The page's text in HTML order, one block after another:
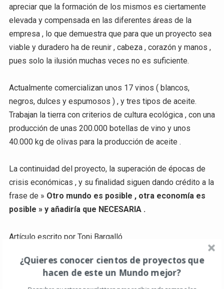
apreciar que la formación de los mismos es ciertamente
elevada y compensada en las diferentes áreas de la
empresa , lo que demuestra que para que un proyecto sea
viable y duradero ha de reunir , cabeza , corazón y manos ,
pues solo la ilusión muchas veces no es suficiente.
Actualmente comercializan unos 17 vinos ( blancos,
negros, dulces y espumosos ) , y tres tipos de aceite.
Trabajan la tierra con criterios de cultura ecológica , con una
producción de unas 200.000 botellas de vino y unos
40.000 kg de olivas para la producción de aceite .
La continuidad del proyecto, la superación de épocas de
crisis económicas , y su finalidad siguen dando crédito a la
frase de » Otro mundo es posible , otra economía es
posible » y añadiría que NECESARIA .
Artículo escrito por Toni Bargalló
¿Quieres conocer cientos de proyectos que
hacen de este un Mundo mejor?